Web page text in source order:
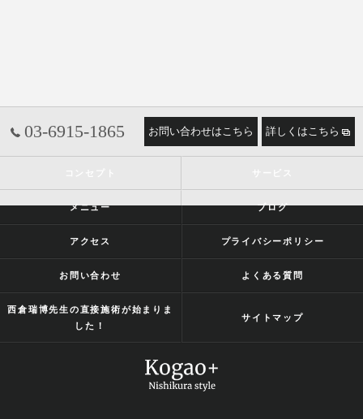
03-6915-1865 お問い合わせはこちら 詳しくはこちら
メニュー ブログ
アクセス プライバシーポリシー
お問い合わせ よくある質問
西倉瑞博先生の直接施術が始まりま
した！
サイトマップ